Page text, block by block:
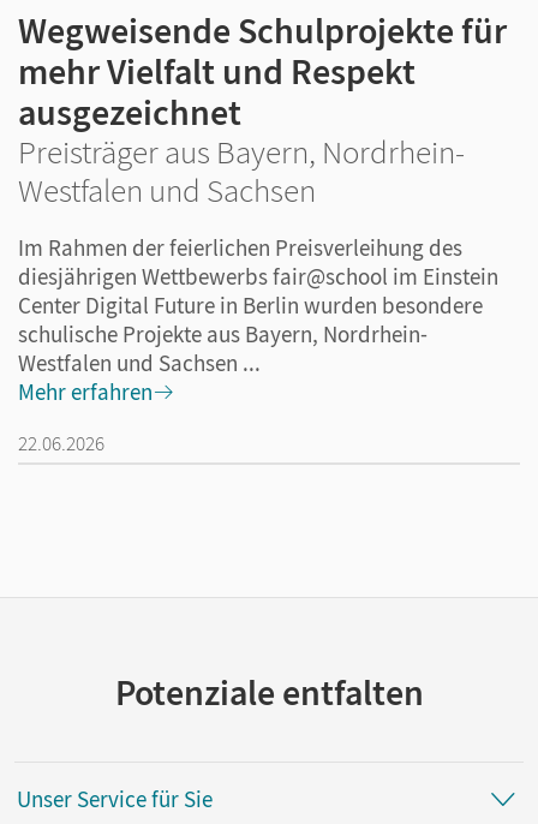
Wegweisende Schulprojekte für
mehr Vielfalt und Respekt
ausgezeichnet
Preisträger aus Bayern, Nordrhein-
Westfalen und Sachsen
Im Rahmen der feierlichen Preisverleihung des
diesjährigen Wettbewerbs fair@school im Einstein
Center Digital Future in Berlin wurden besondere
schulische Projekte aus Bayern, Nordrhein-
Westfalen und Sachsen ...
Mehr erfahren
22.06.2026
Potenziale entfalten
Unser Service für Sie